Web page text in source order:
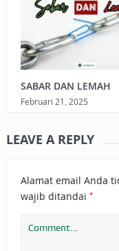
SABAR DAN LEMAH
Februari 21, 2025
LEAVE A REPLY
Alamat email Anda
wajib ditandai *